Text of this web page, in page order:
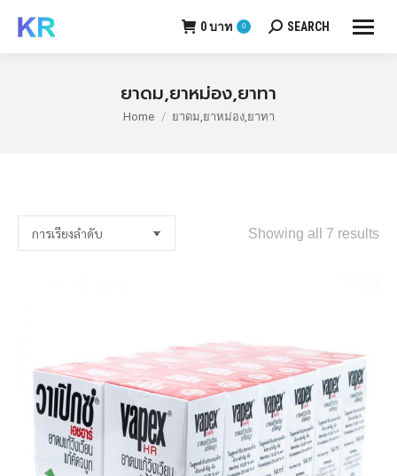
0บาท 0 Search:
SEARCH
ยาดม,ยาหม่อง,ยาทา
You are here:
Home ยาดม,ยาหม่อง,ยาทา
Showing all 7 results